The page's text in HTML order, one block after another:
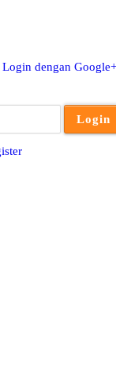
Login dengan Google+